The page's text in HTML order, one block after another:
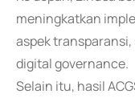
meningkatkan
aspek
digital governance.
Selain itu, hasil